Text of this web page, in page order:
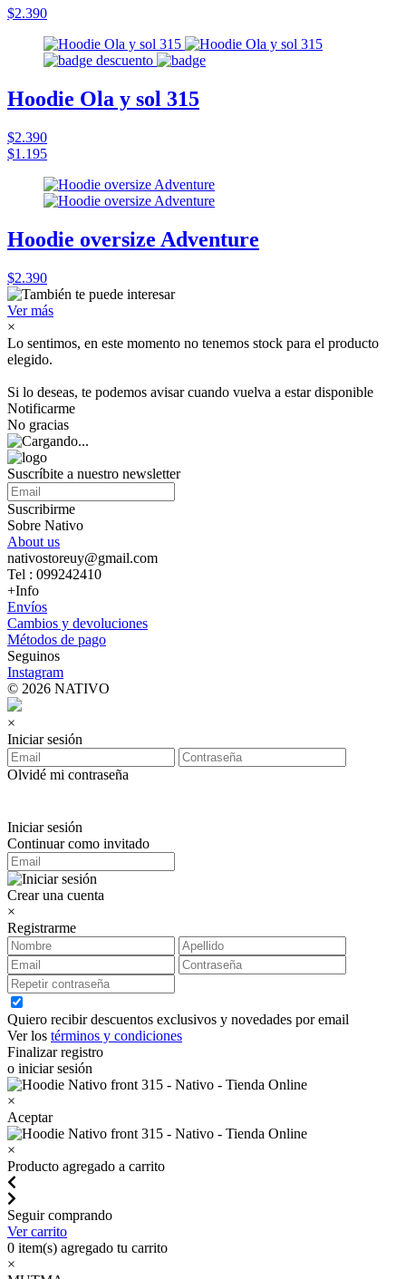
$2.390
Hoodie Ola y sol 315
$2.390
$1.195
Hoodie oversize Adventure
$2.390
Ver más
×
Lo sentimos, en este momento no tenemos stock para el producto
elegido.
Si lo deseas, te podemos avisar cuando vuelva a estar disponible
Notificarme
No gracias
Suscríbite a nuestro newsletter
Suscribirme
Sobre Nativo
About us
nativostoreuy@gmail.com
Tel : 099242410
+Info
Envíos
Cambios y devoluciones
Métodos de pago
Seguinos
Instagram
© 2026 NATIVO
×
Iniciar sesión
Olvidé mi contraseña
Iniciar sesión
Continuar como invitado
Crear una cuenta
×
Registrarme
Quiero recibir descuentos exclusivos y novedades por email
Ver los términos y condiciones
Finalizar registro
o iniciar sesión
×
Aceptar
×
Producto agregado a carrito
Seguir comprando
Ver carrito
0 item(s) agregado tu carrito
×